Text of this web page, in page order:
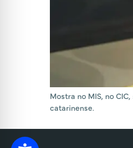
Mostra no MIS, no
catarinense.